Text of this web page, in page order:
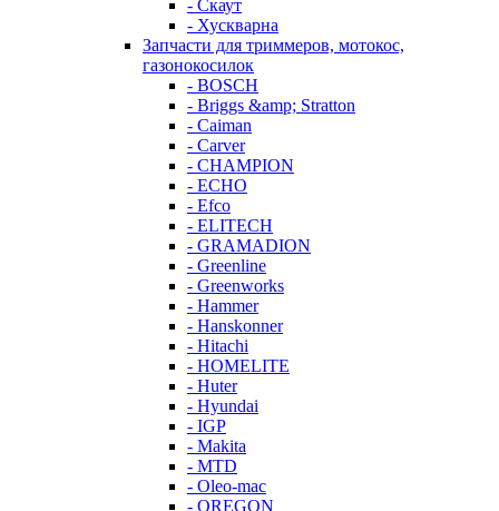
- Скаут
- Хускварна
Запчасти для триммеров, мотокос,
газонокосилок
- BOSCH
- Briggs &amp; Stratton
- Caiman
- Carver
- CHAMPION
- ECHO
- Efco
- ELITECH
- GRAMADION
- Greenline
- Greenworks
- Hammer
- Hanskonner
- Hitachi
- HOMELITE
- Huter
- Hyundai
- IGP
- Makita
- MTD
- Oleo-mac
- OREGON